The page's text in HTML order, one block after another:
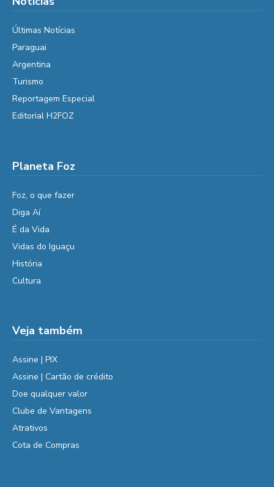
Últimas Notícias
Paraguai
Argentina
Turismo
Reportagem Especial
Editorial H2FOZ
Planeta Foz
Foz, o que fazer
Diga Aí
É da Vida
Vidas do Iguaçu
História
Cultura
Veja também
Assine | PIX
Assine | Cartão de crédito
Doe qualquer valor
Clube de Vantagens
Atrativos
Cota de Compras